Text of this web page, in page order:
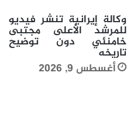
وكالة إيرانية تنشر فيديو
للمرشد الأعلى مجتبى
خامنئي دون توضيح
تاريخه
أغسطس 9, 2026